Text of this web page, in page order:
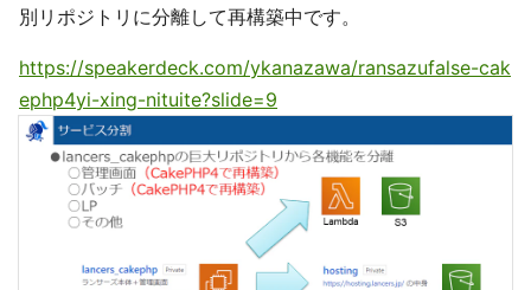
別リポジトリに分離して再構築中です。
https://speakerdeck.com/ykanazawa/ransazufalse-cak
ephp4yi-xing-nituite?slide=9